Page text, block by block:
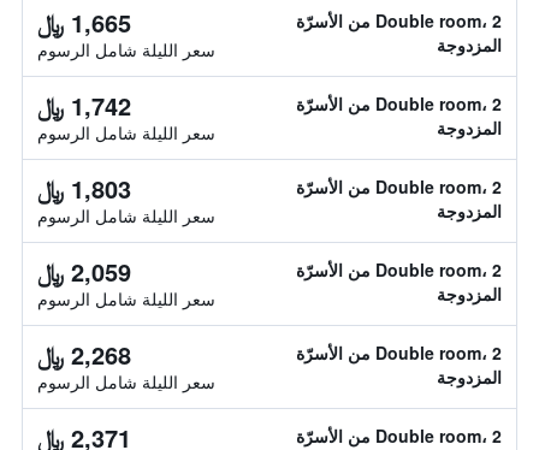
Double room، 2 من الأسرّة
المزدوجة
1,665 ﷼
سعر الليلة شامل الرسوم
Double room، 2 من الأسرّة
المزدوجة
1,742 ﷼
سعر الليلة شامل الرسوم
Double room، 2 من الأسرّة
المزدوجة
1,803 ﷼
سعر الليلة شامل الرسوم
Double room، 2 من الأسرّة
المزدوجة
2,059 ﷼
سعر الليلة شامل الرسوم
Double room، 2 من الأسرّة
المزدوجة
2,268 ﷼
سعر الليلة شامل الرسوم
Double room، 2 من الأسرّة
2,371 ﷼